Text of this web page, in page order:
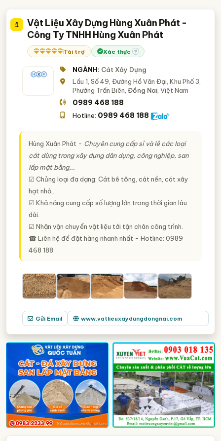
1
Vật Liệu Xây Dựng Hùng Xuân Phát -
Công Ty TNHH Hùng Xuân Phát
Tài trợ Xác thực ?
NGÀNH: Cát Xây Dựng
Lầu 1, Số 49, Đường Hồ Văn Đại, Khu Phố 3,
Phường Trấn Biên,Đồng Nai , Việt Nam
0989 468 188
Hotline: 0989 468 188
Hùng Xuân Phát - Chuyên cung cấp sỉ và lẻ các loại
cát dùng trong xây dựng dân dụng, công nghiệp, san
lấp mặt bằng,..
☑ Chủng loại đa dạng: Cát bê tông, cát nền, cát xây
hạt nhỏ,..
☑ Khả năng cung cấp số lượng lớn trong thời gian lâu
dài.
☑ Nhận vận chuyển vật liệu tới tận chân công trình.
☎ Liên hệ để đặt hàng nhanh nhất - Hotline: 0989
468 188.
Gửi Email www.vatlieuxaydungdongnai.com